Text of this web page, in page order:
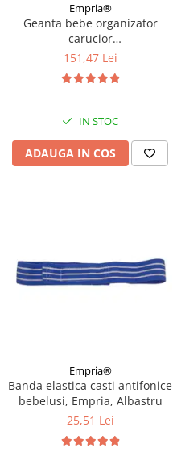
Empria®
Geanta bebe organizator
carucior
bebelusi, 36x21x11 cm
151,47 Lei
IN STOC
ADAUGA IN COS
Empria®
Banda elastica casti antifonice
bebelusi, Empria, Albastru
25,51 Lei